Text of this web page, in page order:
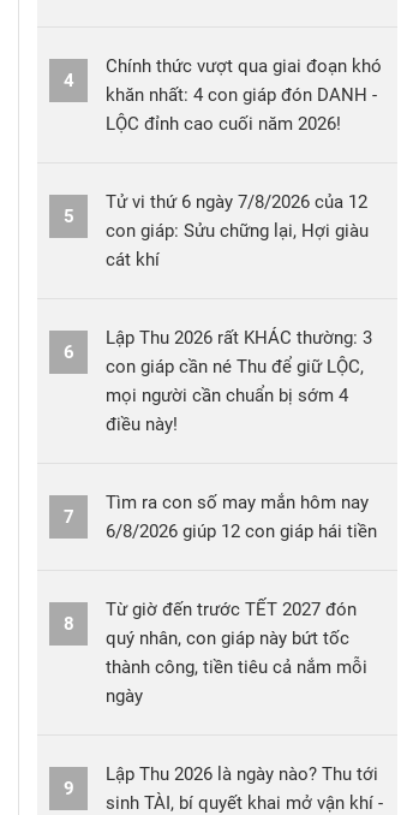
4
Chính thức vượt qua giai đoạn khó
khăn nhất: 4 con giáp đón DANH -
LỘC đỉnh cao cuối năm 2026!
5
Tử vi thứ 6 ngày 7/8/2026 của 12
con giáp: Sửu chững lại, Hợi giàu
cát khí
6
Lập Thu 2026 rất KHÁC thường: 3
con giáp cần né Thu để giữ LỘC,
mọi người cần chuẩn bị sớm 4
điều này!
7
Tìm ra con số may mắn hôm nay
6/8/2026 giúp 12 con giáp hái tiền
8
Từ giờ đến trước TẾT 2027 đón
quý nhân, con giáp này bứt tốc
thành công, tiền tiêu cả nắm mỗi
ngày
9
Lập Thu 2026 là ngày nào? Thu tới
sinh TÀI, bí quyết khai mở vận khí -